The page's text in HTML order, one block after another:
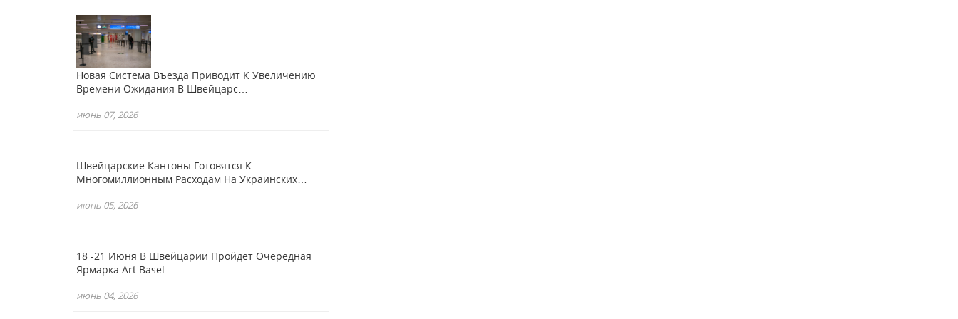
Новая Система Въезда Приводит К Увеличению
Времени Ожидания В Швейцарс…
июнь 07, 2026
Швейцарские Кантоны Готовятся К
Многомиллионным Расходам На Украинских…
июнь 05, 2026
18 -21 Июня В Швейцарии Пройдет Очередная
Ярмарка Art Basel
июнь 04, 2026